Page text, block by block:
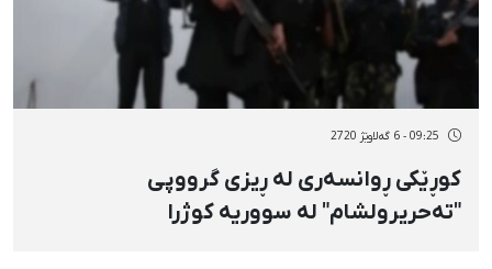
09:25 - 6 گەلاوێژ 2720
کوڕێکی ڕوانسەری لە ڕیزی گرووپی
"تەحریرولشام" لە سووریە کوژرا